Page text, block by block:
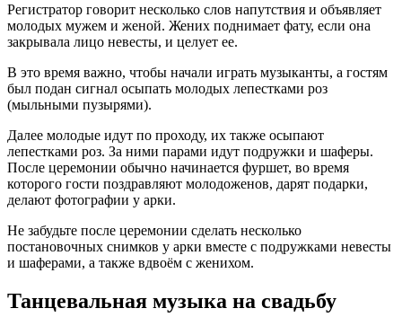
Регистратор говорит несколько слов напутствия и объявляет
молодых мужем и женой. Жених поднимает фату, если она
закрывала лицо невесты, и целует ее.
В это время важно, чтобы начали играть музыканты, а гостям
был подан сигнал осыпать молодых лепестками роз
(мыльными пузырями).
Далее молодые идут по проходу, их также осыпают
лепестками роз. За ними парами идут подружки и шаферы.
После церемонии обычно начинается фуршет, во время
которого гости поздравляют молодоженов, дарят подарки,
делают фотографии у арки.
Не забудьте после церемонии сделать несколько
постановочных снимков у арки вместе с подружками невесты
и шаферами, а также вдвоём с женихом.
Танцевальная музыка на свадьбу